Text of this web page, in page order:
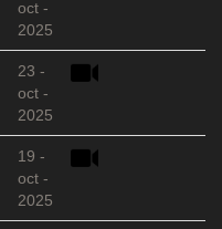
oct -
2025
23 -
oct -
2025
19 -
oct -
2025